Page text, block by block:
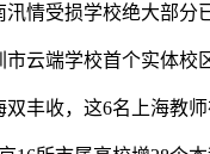
情受损学校绝大部分
云端学校首个实体校
丰收，这6名上海教